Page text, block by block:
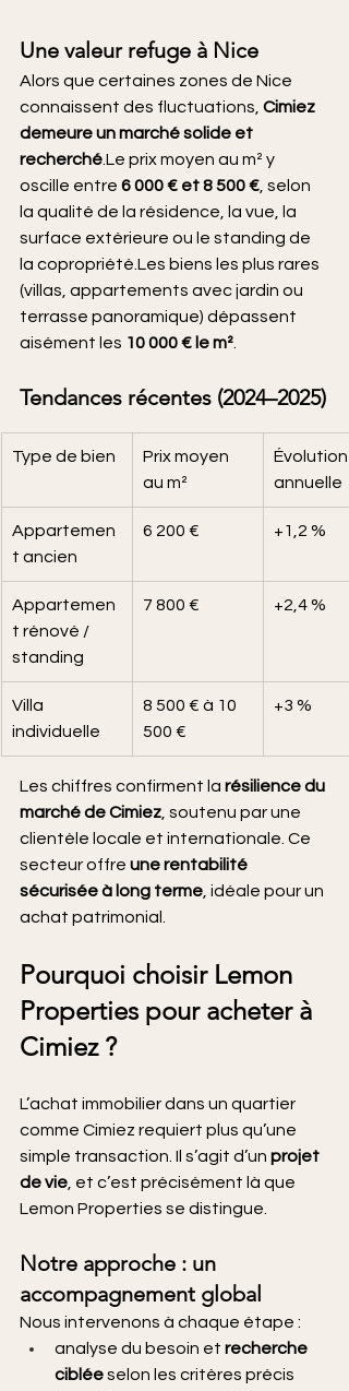
Une valeur refuge à Nice
Alors que certaines zones de Nice
connaissent des fluctuations, Cimiez
demeure un marché solide et
recherché.Le prix moyen au m² y
oscille entre 6 000 € et 8 500 € , selon
la qualité de la résidence, la vue, la
surface extérieure ou le standing de
la copropriété.Les biens les plus rares
(villas, appartements avec jardin ou
terrasse panoramique) dépassent
aisément les 10 000 € le m²
Tendances récentes (2024–2025)
Type de bien
Prix moyen
au m²
Évolution
annuelle
Appartemen
t ancien
6 200 € +1,2 %
Appartemen
t rénové /
standing
7 800 € +2,4 %
Villa
individuelle
8 500 € à 10
500 €
+3 %
Les chiffres confirment la résilience du
marché de Cimiez , soutenu par une
clientèle locale et internationale. Ce
secteur offre une rentabilité
sécurisée à long terme , idéale pour un
achat patrimonial.
Pourquoi choisir Lemon
Properties pour acheter à
Cimiez ?
L’achat immobilier dans un quartier
comme Cimiez requiert plus qu’une
simple transaction. Il s’agit d’un projet
de vie , et c’est précisément là que
Lemon Properties se distingue.
Notre approche : un
accompagnement global
Nous intervenons à chaque étape :
analyse du besoin et recherche
ciblée selon les critères précis